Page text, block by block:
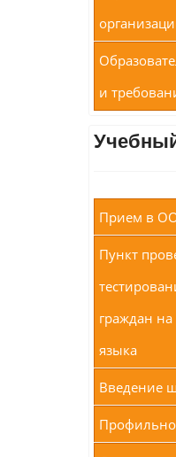
и
Прием в
Пункт
граждан на
языка
Введение